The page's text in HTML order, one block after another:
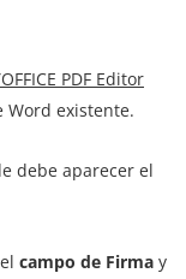
PDF Editor
existente.
debe aparecer el
campo de Firma y